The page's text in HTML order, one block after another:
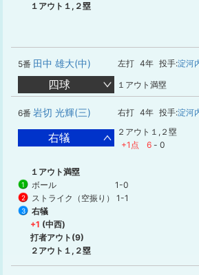
１アウト１,２塁
5番 田中 雄大(中) 左打 4年 投手:淀河
四球 １アウト満塁
6番 岩切 光輝(三) 右打 4年 投手:淀河
右犠
２アウト１,２塁
+1点
6 - 0
１アウト満塁
1 ボール 1-0
2 ストライク（空振り） 1-1
3
右犠
+1 (中西)
打者アウト(9)
２アウト１,２塁